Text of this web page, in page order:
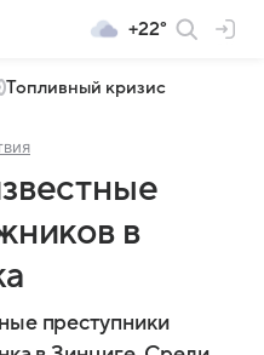
+22°
Топливный кризис
в
преступники